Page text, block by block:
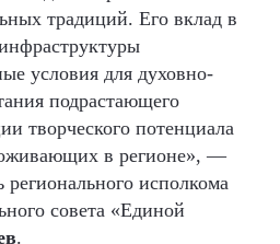
традиций. Его вклад в
условия для духовно-
подрастающего
творческого потенциала
в регионе», —
регионального исполкома
совета «Единой
.